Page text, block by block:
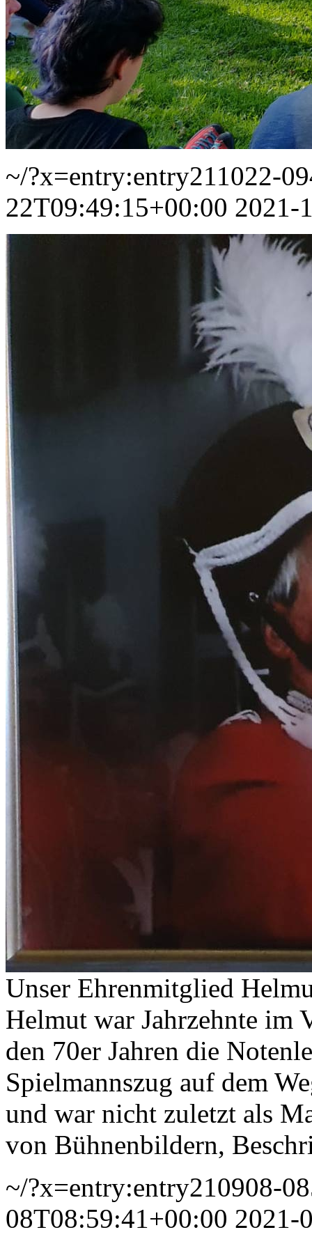
~/?x=entry:entry211022-
22T09:49:15+00:00 2021-
Unser Ehrenmitglied
Helmut war Jahrzehnte im
den 70er Jahren die
Spielmannszug auf dem
und war nicht zuletzt als
von Bühnenbildern,
~/?x=entry:entry210908-
08T08:59:41+00:00 2021-